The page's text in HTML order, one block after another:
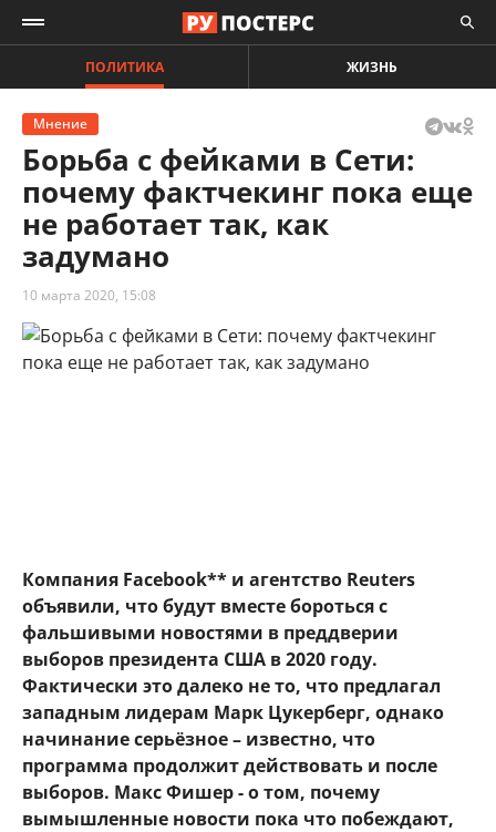
ПОЛИТИКА ЖИЗНЬ
Мнение
Борьба с фейками в Сети:
почему фактчекинг пока еще
не работает так, как
задумано
10 марта 2020, 15:08
Компания Facebook** и агентство Reuters
объявили, что будут вместе бороться с
фальшивыми новостями в преддверии
выборов президента США в 2020 году.
Фактически это далеко не то, что предлагал
западным лидерам Марк Цукерберг, однако
начинание серьёзное – известно, что
программа продолжит действовать и после
выборов. Макс Фишер - о том, почему
вымышленные новости пока что побеждают,